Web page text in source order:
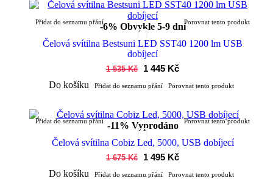
-6% Obvykle 5-9 dní
Přidat do seznamu přání Porovnat tento produkt
Čelová svítilna Bestsuni LED SST40 1200 lm USB
dobíjecí
1 535 Kč
1 445 Kč
Do košíku
Přidat do seznamu přání Porovnat tento produkt
-11% Vyprodáno
Přidat do seznamu přání Porovnat tento produkt
Čelová svítilna Cobiz Led, 5000, USB dobíjecí
1 675 Kč
1 495 Kč
Do košíku
Přidat do seznamu přání Porovnat tento produkt